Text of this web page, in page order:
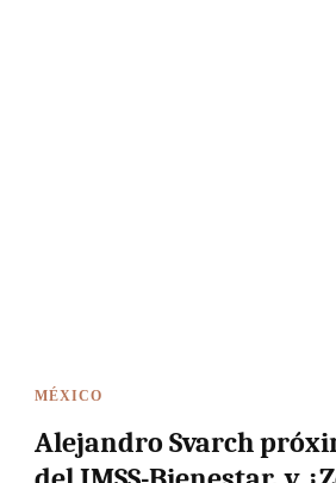
MÉXICO
Alejandro Svarch